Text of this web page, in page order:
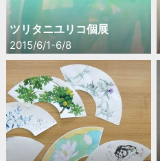
ツリタニユリコ個展
2015/6/1-6/8